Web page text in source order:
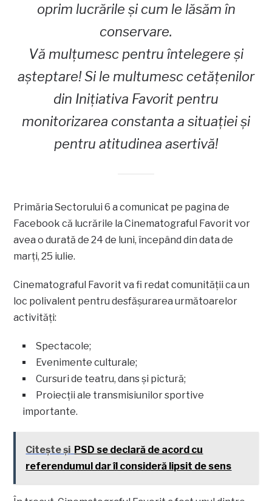
oprim lucrările și cum le lăsăm în
conservare.
Vă mulțumesc pentru întelegere și
așteptare! Si le multumesc cetățenilor
din Iniţiativa Favorit pentru
monitorizarea constanta a situației și
pentru atitudinea asertivă!
Primăria Sectorului 6 a comunicat pe pagina de
Facebook că lucrările la Cinematograful Favorit vor
avea o durată de 24 de luni, începând din data de
marți, 25 iulie.
Cinematograful Favorit va fi redat comunității ca un
loc polivalent pentru desfășurarea următoarelor
activități:
Spectacole;
Evenimente culturale;
Cursuri de teatru, dans și pictură;
Proiecții ale transmisiunilor sportive
importante.
Citește și PSD se declară de acord cu
referendumul dar îl consideră lipsit de sens